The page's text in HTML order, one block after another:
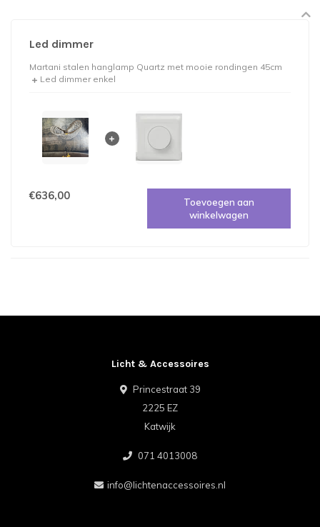
Led dimmer
Martani stalen hanglamp Quartz met mooie rondingen 45cm
Led dimmer enkel
€636,00
Toevoegen aan
winkelwagen
Licht & Accessoires
Princestraat 39
2225 EZ
Katwijk
071 4013008
info@lichtenaccessoires.nl